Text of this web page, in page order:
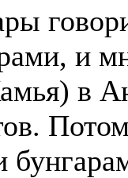
и
) в